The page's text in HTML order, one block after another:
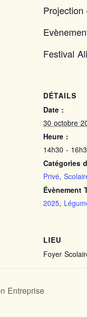
Festival
DÉTAILS
Date :
30 octobre
Heure :
14h30 -
Catégories
Privé,
Évènement
2025,
LIEU
Foyer
Entreprise